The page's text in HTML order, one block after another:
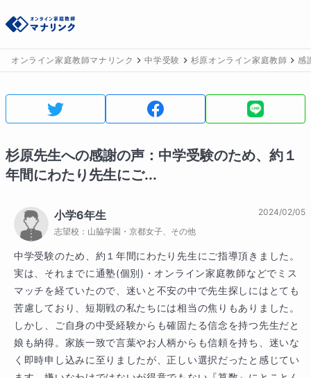
オンライン家庭教師マナリンク 中学受験 杉原オンライン家庭教師 感
杉原先生への感謝の声： 中学受験のため、約１
年間にわたり先生にご...
小学6年生
志望校： 山脇学園・京都女子、その他
2024/02/05
中学受験のため、約１年間にわたり先生にご指導頂きました。
実は、それまでに通塾(個別)・オンライン家庭教師などでミス
マッチを経ていたので、迷いと不安の中で先生探しにはとても
苦慮しており、短期戦の私たちには相当の焦りもありました。
しかし、ご自身の中受経験からも確固たる信念を持つ先生だと
娘も納得。家族一致で言葉やお人柄からも信頼を持ち、迷いな
く即時申し込みに至りましたが、正しい選択だったと感じてい